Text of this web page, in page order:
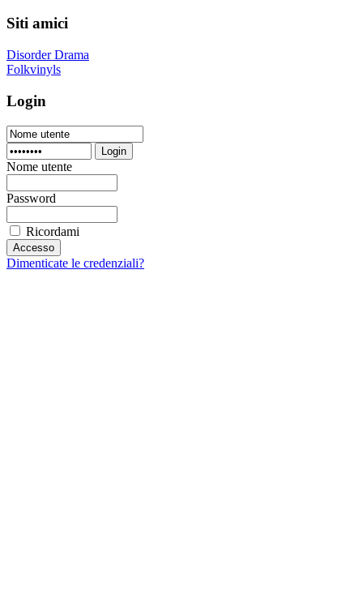
Siti amici
Disorder Drama
Folkvinyls
Login
Login
Nome utente
Password
Ricordami
Dimenticate le credenziali?